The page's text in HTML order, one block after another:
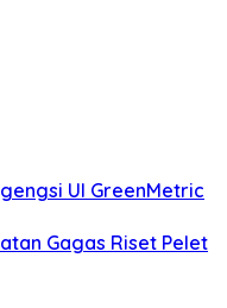
UI GreenMetric
Gagas Riset Pelet